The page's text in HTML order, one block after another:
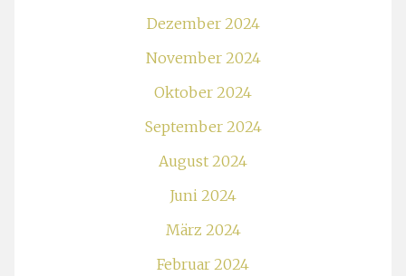
Dezember 2024
November 2024
Oktober 2024
September 2024
August 2024
Juni 2024
März 2024
Februar 2024